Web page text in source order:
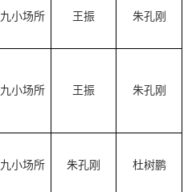
九小场所 王振 朱孔刚
九小场所 王振 朱孔刚
九小场所 朱孔刚 杜树鹏